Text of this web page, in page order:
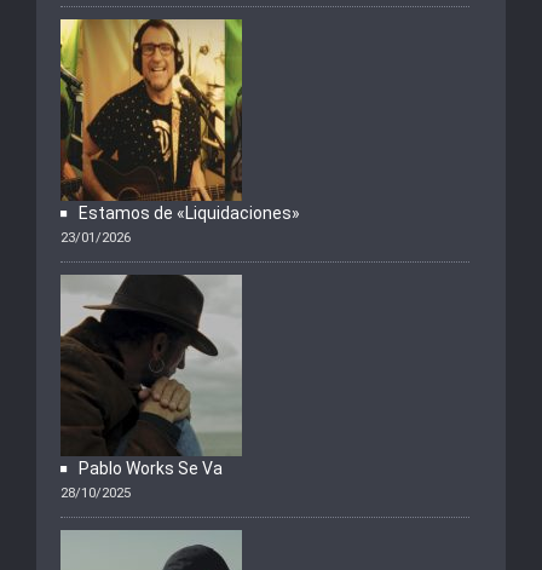
Estamos de «Liquidaciones»
23/01/2026
Pablo Works Se Va
28/10/2025